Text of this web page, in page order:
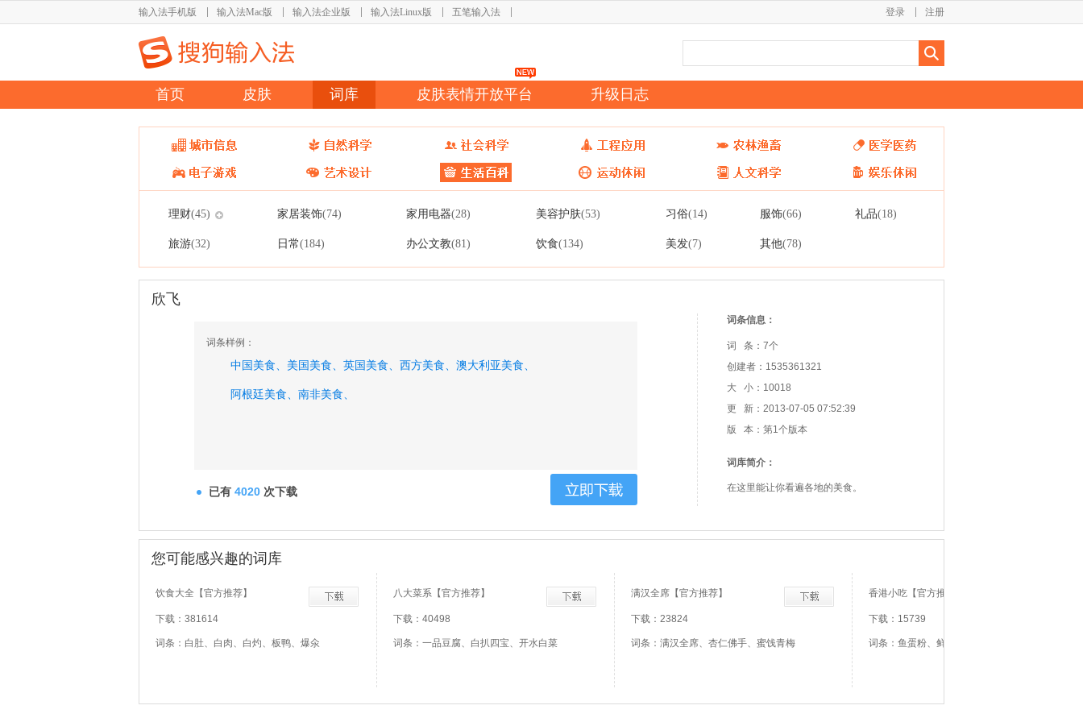
输入法手机版 输入法Mac版 输入法企业版 输入法Linux版 五笔输入法 注册
登录
首页 皮肤 词库 皮肤表情开放平台 升级日志
理财(45) 家居装饰(74) 家用电器(28) 美容护肤(53) 习俗(14) 服饰(66) 礼品(18)
旅游(32) 日常(184) 办公文教(81) 饮食(134) 美发(7) 其他(78)
欣飞
词条样例：
中国美食、 美国美食、 英国美食、 西方美食、 澳大利亚美食、
阿根廷美食、 南非美食、
已有 4020 次下载
词条信息：
词 条：7个
创建者：1535361321
大 小：10018
更 新：2013-07-05 07:52:39
版 本：第1个版本
词库简介：
在这里能让你看遍各地的美食。
您可能感兴趣的词库
饮食大全【官方推荐】
下载：381614
词条：白肚、白肉、白灼、板鸭、爆氽
八大菜系【官方推荐】
下载：40498
词条：一品豆腐、白扒四宝、开水白菜
满汉全席【官方推荐】
下载：23824
词条：满汉全席、杏仁佛手、蜜饯青梅
香港小吃【官方推荐】
下载：15739
词条：鱼蛋粉、鲜虾云吞面、碗仔翅